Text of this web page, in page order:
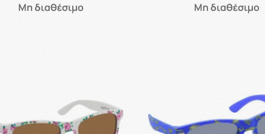
Μη διαθέσιμο Μη διαθέσιμο